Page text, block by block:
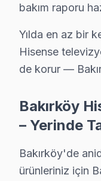
✓ Orijinal Yedek
Bakırköy
Müşterim,
Bakırköy,
Öğle saatlerinde
Bakırköy’de
bakım raporu
Yılda en az bir
Hisense
de korur —
Bakırköy
– Yerinde
Bakırköy'de
ürünleriniz için